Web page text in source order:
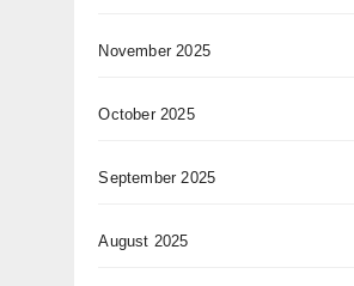
November 2025
October 2025
September 2025
August 2025